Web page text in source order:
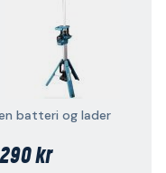
batteri og lader
kr